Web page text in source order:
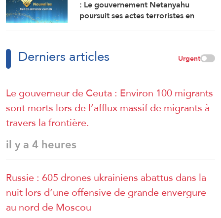
personnes
: Le gouvernement Netanyahu
poursuit ses actes terroristes en
Derniers articles Urgent
Le gouverneur de Ceuta : Environ 100 migrants
sont morts lors de l’afflux massif de migrants à
travers la frontière.
il y a 4 heures
Russie : 605 drones ukrainiens abattus dans la
nuit lors d’une offensive de grande envergure
au nord de Moscou